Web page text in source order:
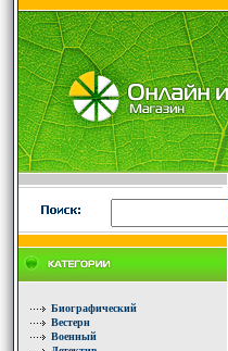
Биографический
Вестерн
Военный